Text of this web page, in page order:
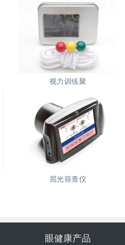
视力训练聚
屈光筛查仪
眼健康产品